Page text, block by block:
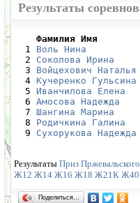
Результаты
Фамилия Имя
1 Воль Нина
  2
Соколова Ирина
  3
Войцехович Наталья
  4
Кучеренко Гульсина
  5
Иванчилова Елена
  6
Амосова Надежда
  7
Шангина Марина
  8
Родичкина Галина
  9
Сухорукова Надежда
Результаты Приз
Ж12 Ж14 Ж16 Ж18 Ж21К Ж40
Поделиться…